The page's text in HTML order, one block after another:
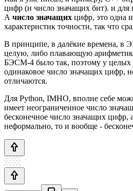
цифр (и число значащих бит). и
А число значащих цифр, это одна
характеристик точности, так что
В принципе, в далёкие времена, в
целую, либо плавающую
БЭСМ-4 было так, поэтому у
одинаковое число значащих цифр,
отличаются.
Для Python, IMHO, вполне себе
имеет неограниченное число
бесконечное число значащих цифр,
неформально, то и вообще -